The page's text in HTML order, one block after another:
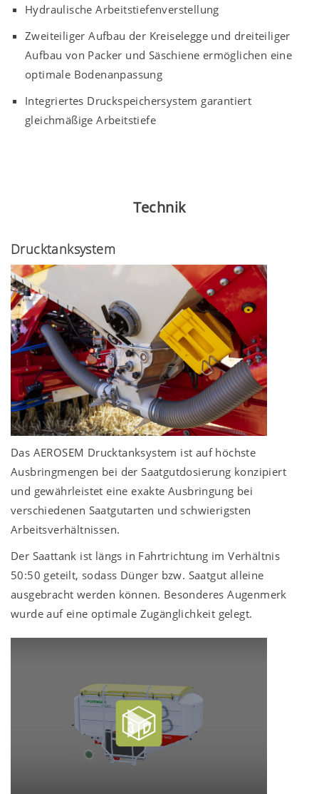
Hydraulische Arbeitstiefenverstellung
Zweiteiliger Aufbau der Kreiselegge und dreiteiliger
Aufbau von Packer und Säschiene ermöglichen eine
optimale Bodenanpassung
Integriertes Druckspeichersystem garantiert
gleichmäßige Arbeitstiefe
Technik
Drucktanksystem
Das AEROSEM Drucktanksystem ist auf höchste
Ausbringmengen bei der Saatgutdosierung konzipiert
und gewährleistet eine exakte Ausbringung bei
verschiedenen Saatgutarten und schwierigsten
Arbeitsverhältnissen.
Der Saattank ist längs in Fahrtrichtung im Verhältnis
50:50 geteilt, sodass Dünger bzw. Saatgut alleine
ausgebracht werden können. Besonderes Augenmerk
wurde auf eine optimale Zugänglichkeit gelegt.